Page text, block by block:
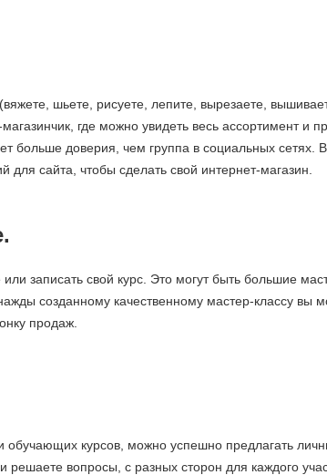
шьете, рисуете, лепите, вырезаете,
где можно увидеть весь ассортимент
больше доверия, чем группа в социальных
сайта, чтобы сделать свой интернет-магазин.
записать свой курс. Это могут быть большие
созданному качественному мастер-классу вы
продаж.
курсов, можно успешно предлагать
решаете вопросы, с разных сторон для каждого